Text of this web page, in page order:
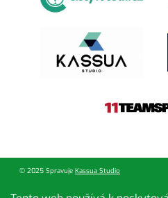
© 2025 Spravuje Kassua Studio